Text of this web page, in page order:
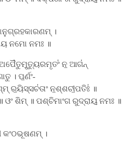
।
ନମୋ ନମଃ ॥
ଅପୈ॑ତୁମୃ॒ତ୍ୟୁରମୃତଂ॑ ନ॒ ଆଗ॑ନ୍
। ପ॒ର୍ଣଂ-
ର॒ୟିସ୍ସଚ॑ତାଂ ନ॒ଶ୍ଶଚୀ॒ପତିଃ॑ ॥
ଶିମ୍ ॥ ପଶ୍ଚିମାଂଗ ରୁଦ୍ରାୟ॒ ନମଃ ॥
କଂଠଭୂଷଣମ୍ ।